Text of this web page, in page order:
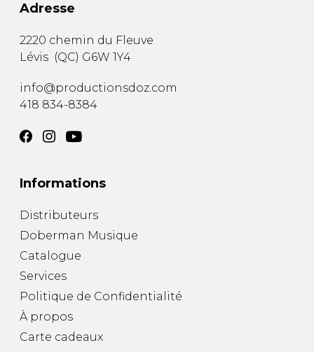
Adresse
2220 chemin du Fleuve
Lévis (QC) G6W 1Y4
info@productionsdoz.com
418 834-8384
Informations
Distributeurs
Doberman Musique
Catalogue
Services
Politique de Confidentialité
À propos
Carte cadeaux